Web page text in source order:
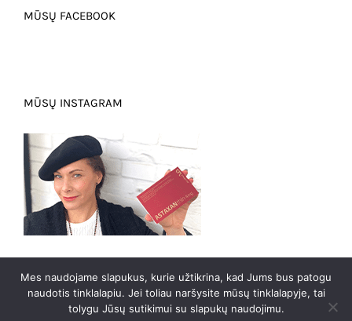
MŪSŲ FACEBOOK
MŪSŲ INSTAGRAM
2023 m. @ Visos teises saugomos Manomantra.com |E-sprendimai
0
Mes naudojame slapukus, kurie užtikrina, kad Jums bus patogu
naudotis tinklalapiu. Jei toliau naršysite mūsų tinklalapyje, tai
tolygu Jūsų sutikimui su slapukų naudojimu.